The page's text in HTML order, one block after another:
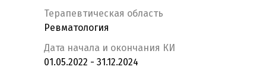
Терапевтическая область
Ревматология
Дата начала и окончания КИ
01.05.2022 - 31.12.2024